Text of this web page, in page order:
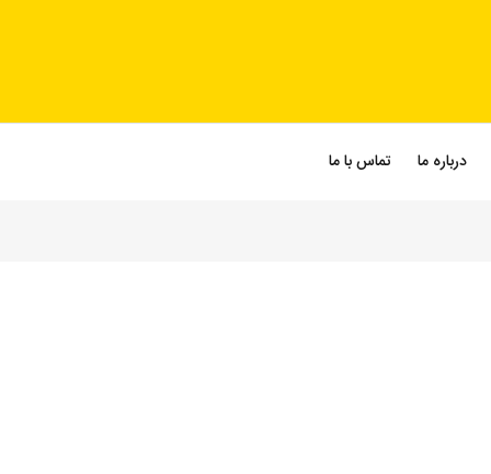
درباره ما تماس با ما